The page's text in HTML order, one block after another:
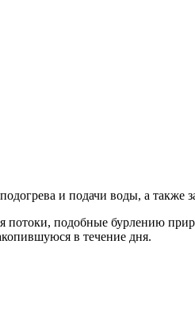
и подачи воды, а также
подобные бурлению
в течение дня.